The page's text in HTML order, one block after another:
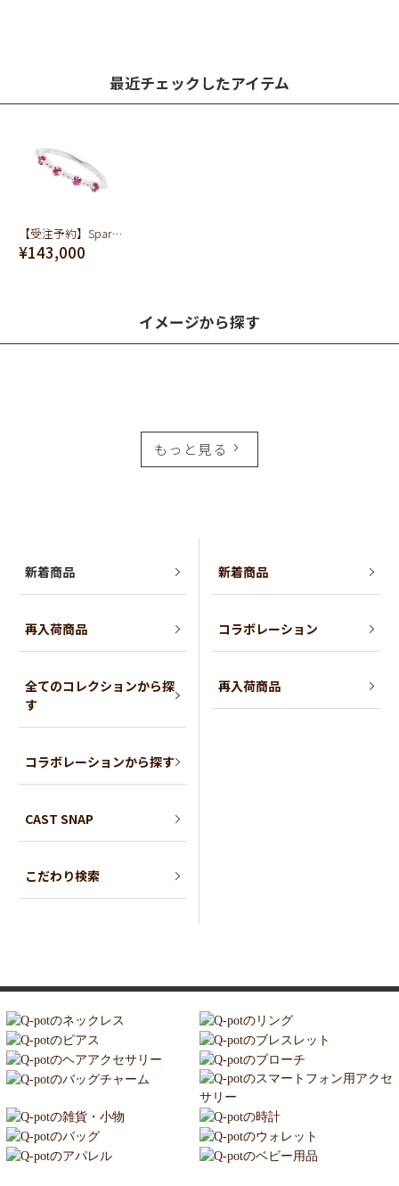
最近チェックしたアイテム
【受注予約】Sparkling Strawberry Ring (K10-White Gold)
¥143,000
イメージから探す
もっと見る
新着商品
再入荷商品
全てのコレクションから探
す
コラボレーションから探す
CAST SNAP
こだわり検索
新着商品
コラボレーション
再入荷商品